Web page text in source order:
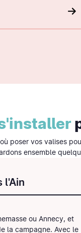
poser vos valises
ensemble
l'Ain
ou Annecy, et
la campagne. Avec le